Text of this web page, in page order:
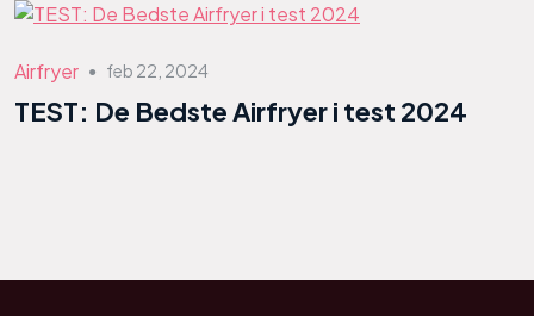
Airfryer ● feb 22, 2024
TEST: De Bedste Airfryer i test 2024